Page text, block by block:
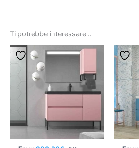
Ti potrebbe interessare…